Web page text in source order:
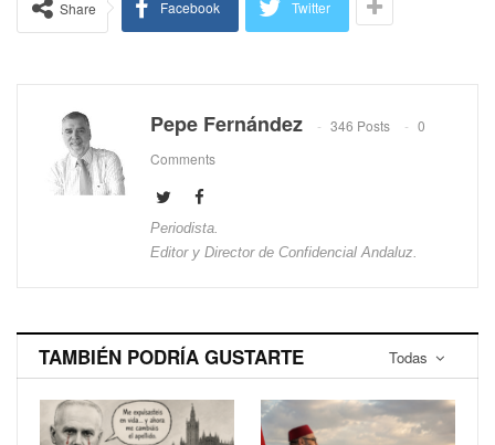
Share Facebook Twitter
Pepe Fernández 346 Posts
0
Comments
Periodista.
Editor y Director de Confidencial Andaluz.
Todas
TAMBIÉN PODRÍA GUSTARTE